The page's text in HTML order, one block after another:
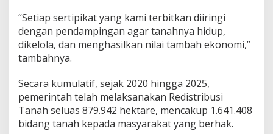
“Setiap sertipikat yang kami terbitkan diiringi
dengan pendampingan agar tanahnya hidup,
dikelola, dan menghasilkan nilai tambah ekonomi,”
tambahnya.
Secara kumulatif, sejak 2020 hingga 2025,
pemerintah telah melaksanakan Redistribusi
Tanah seluas 879.942 hektare, mencakup 1.641.408
bidang tanah kepada masyarakat yang berhak.